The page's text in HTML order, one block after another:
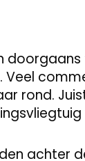
Veel
rond.
achter